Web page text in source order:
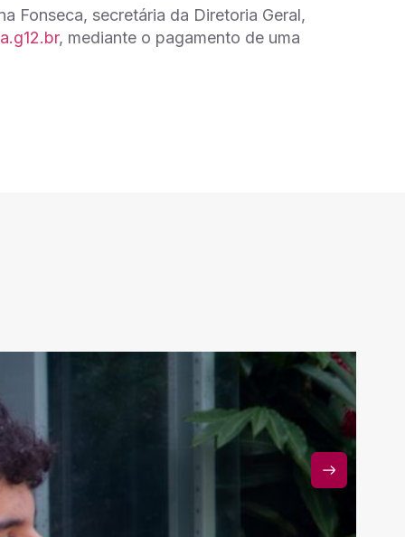
Fonseca, secretária da Diretoria Geral,
, mediante o pagamento de uma